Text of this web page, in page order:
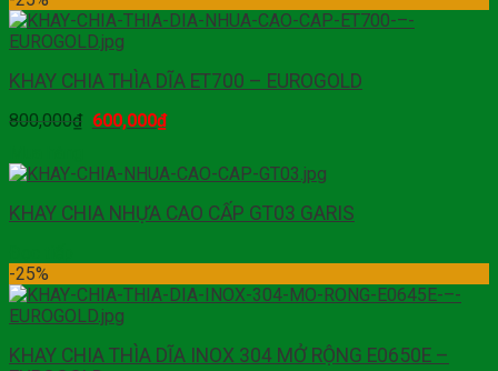
KHAY CHIA THÌA DĨA ET700 – EUROGOLD
800,000₫ 600,000₫
KHAY CHIA NHỰA CAO CẤP GT03 GARIS
-25%
KHAY CHIA THÌA DĨA INOX 304 MỞ RỘNG E0650E –